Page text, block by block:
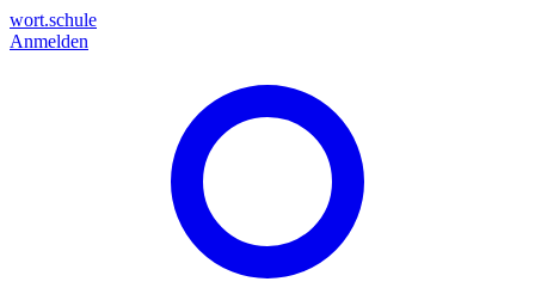
wort.schule
Anmelden